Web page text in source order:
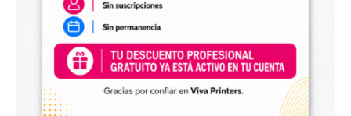
envases, artículos promocionales y otras superficies rígidas
Estos diseños permiten incorporar nuevas opciones a tu
catálogo de personalización de objetos y preparar
producciones propias utilizando tu impresora UV DTF o tu
proveedor habitual de impresión.